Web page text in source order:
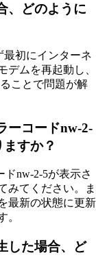
、どのように
最初にインターネ
デムを再起動し、
ことで問題が解
ーコードnw-2-
すか？
nw-2-5が表示さ
みてください。ま
最新の状態に更新
。
した場合、ど